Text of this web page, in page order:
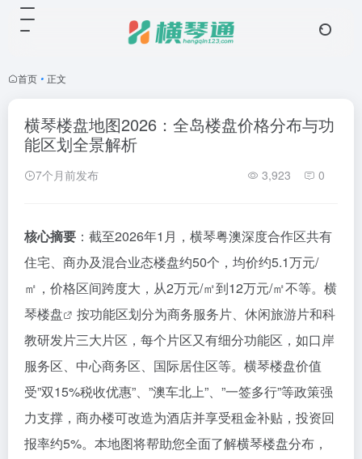
首页 • 正文
横琴楼盘地图2026：全岛楼盘价格分布与功
能区划全景解析
7个月前发布 3,923 0
核心摘要 ：截至2026年1月，横琴粤澳深度合作区共有
住宅、商办及混合业态楼盘约50个，均价约5.1万元/
㎡，价格区间跨度大，从2万元/㎡到12万元/㎡不等。 横
琴楼盘
按功能区划分为商务服务片、休闲旅游片和科
教研发片三大片区，每个片区又有细分功能区，如口岸
服务区、中心商务区、国际居住区等。横琴楼盘价值
受”双15%税收优惠”、”澳车北上”、”一签多行”等政策强
力支撑，商办楼可改造为酒店并享受租金补贴，投资回
报率约5%。本地图将帮助您全面了解横琴楼盘分布，